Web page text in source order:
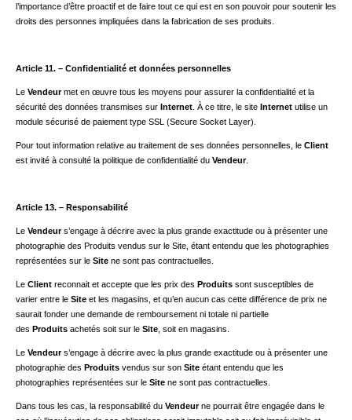
l’importance d’être proactif et de faire tout ce qui est en son pouvoir pour soutenir les
droits des personnes impliquées dans la fabrication de ses produits.
Article 11. – Confidentialité et données personnelles
Le Vendeurmet en œuvre tous les moyens pour assurer la confidentialité et la
sécurité des données transmises sur Internet . À ce titre, le site Internet utilise un
module sécurisé de paiement type SSL (Secure Socket Layer).
Pour tout information relative au traitement de ses données personnelles, le Client
est invité à consulté la politique de confidentialité du Vendeur.
Article 13. – Responsabilité
Le Vendeurs’engage à décrire avec la plus grande exactitude ou à présenter une
photographie des Produits vendus sur le Site, étant entendu que les photographies
représentées sur le Site ne sont pas contractuelles.
Le Client reconnait et accepte que les prix des Produits sont susceptibles de
varier entre le Site et les magasins, et qu’en aucun cas cette différence de prix ne
saurait fonder une demande de remboursement ni totale ni partielle
des Produits achetés soit sur le Site , soit en magasins.
Le Vendeurs’engage à décrire avec la plus grande exactitude ou à présenter une
photographie des Produits vendus sur son Site étant entendu que les
photographies représentées sur le Site ne sont pas contractuelles.
Dans tous les cas, la responsabilité du Vendeurne pourrait être engagée dans le